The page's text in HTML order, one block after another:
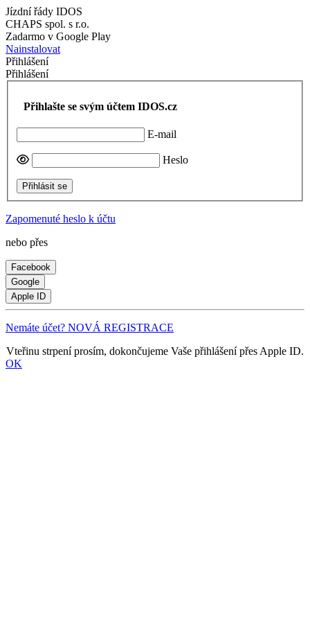
Jízdní řády IDOS
CHAPS spol. s r.o.
Zadarmo v Google Play
Nainstalovat
Přihlášení
Přihlášení
Přihlašte se svým účtem IDOS.cz
E-mail
Heslo
Přihlásit se
Zapomenuté heslo k účtu
nebo přes
Facebook
Google
Apple ID
Nemáte účet? NOVÁ REGISTRACE
Vteřinu strpení prosím, dokončujeme Vaše přihlášení přes Apple ID.
OK